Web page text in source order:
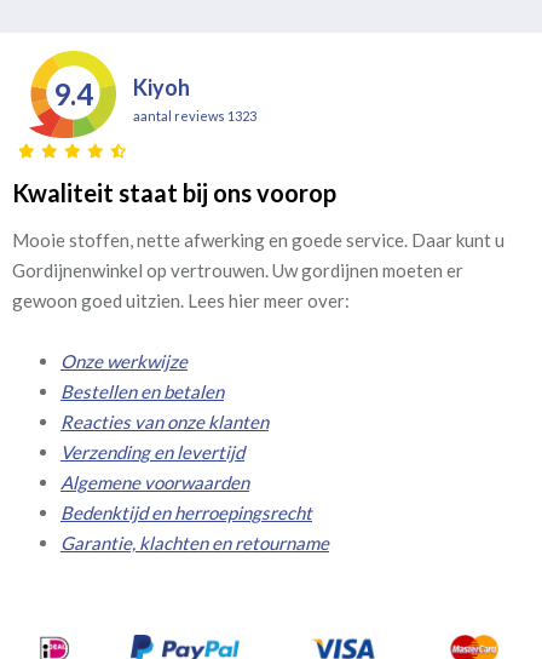
9.4 Kiyoh
aantal reviews 1323
Kwaliteit staat bij ons voorop
Mooie stoffen, nette afwerking en goede service. Daar kunt u
Gordijnenwinkel op vertrouwen. Uw gordijnen moeten er
gewoon goed uitzien. Lees hier meer over:
Onze werkwijze
Bestellen en betalen
Reacties van onze klanten
Verzending en levertijd
Algemene voorwaarden
Bedenktijd en herroepingsrecht
Garantie, klachten en retourname